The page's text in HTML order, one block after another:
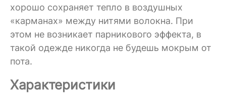
хорошо сохраняет тепло в воздушных
«карманах» между нитями волокна. При
этом не возникает парникового эффекта, в
такой одежде никогда не будешь мокрым от
пота.
Характеристики